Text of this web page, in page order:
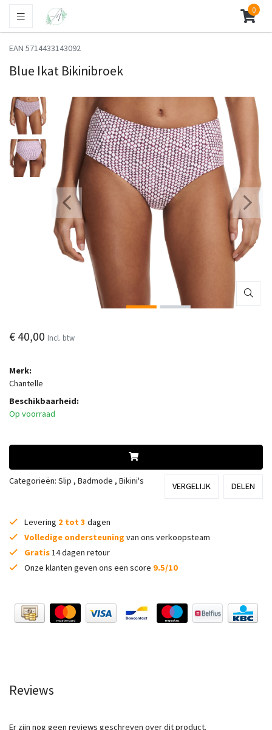
0
EAN 5714433143092
Blue Ikat Bikinibroek
€ 40,00 Incl. btw
Merk:
Chantelle
Beschikbaarheid:
Op voorraad
Categorieën: Slip , Badmode , Bikini's
VERGELIJK DELEN
Levering 2 tot 3 dagen
Volledige ondersteuning van ons verkoopsteam
Gratis14 dagen retour
Onze klanten geven ons een score 9.5/10
Reviews
Er zijn nog geen reviews geschreven over dit product.